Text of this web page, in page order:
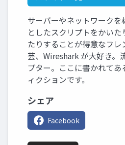
サーバーやネットワークを
としたスクリプトをかいた
たりすることが得意なフレ
芸、Wireshark が大好き。
プター。ここに書かれて
ィクションです。
シェア
Facebook